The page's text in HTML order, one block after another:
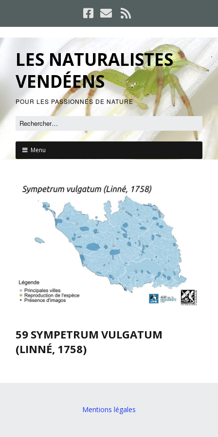
LES NATURALISTES
VENDÉENS
POUR LES PASSIONNÉS DE NATURE
Menu
59 SYMPETRUM VULGATUM
(LINNÉ, 1758)
Mentions légales